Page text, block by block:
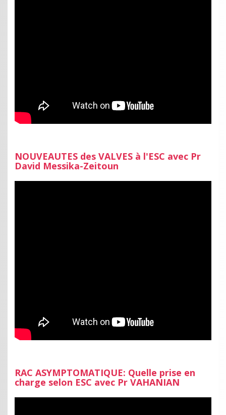
NOUVEAUTES des VALVES à l'ESC avec Pr
David Messika-Zeitoun
RAC ASYMPTOMATIQUE: Quelle prise en
charge selon ESC avec Pr VAHANIAN